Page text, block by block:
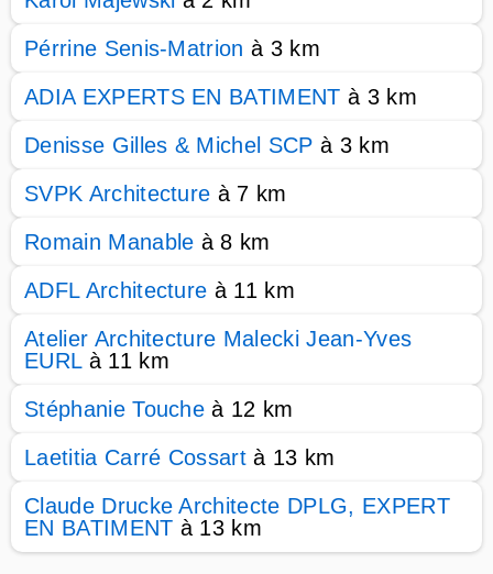
Pérrine Senis-Matrion à 3 km
ADIA EXPERTS EN BATIMENT à 3 km
Denisse Gilles & Michel SCP à 3 km
SVPK Architecture à 7 km
Romain Manable à 8 km
ADFL Architecture à 11 km
Atelier Architecture Malecki Jean-Yves
EURLà 11 km
Stéphanie Touche à 12 km
Laetitia Carré Cossart à 13 km
Claude Drucke Architecte DPLG, EXPERT
EN BATIMENT à 13 km